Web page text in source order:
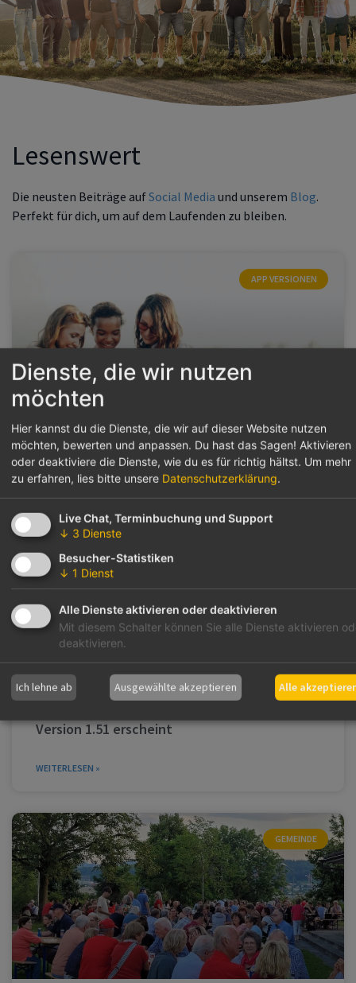
Lesenswert
Die neusten Beiträge aufSocial Media und unserem Blog.
Perfekt für dich, um auf dem Laufenden zu bleiben.
APP VERSIONEN
Version 1.52 erscheint
WEITERLESEN »
Version 1.51 erscheint
WEITERLESEN »
GEMEINDE
Dienste, die wir nutzen
möchten
Hier kannst du die Dienste, die wir auf dieser Website nutzen
möchten, bewerten und anpassen. Du hast das Sagen! Aktivieren
oder deaktiviere die Dienste, wie du es für richtig hältst. Um mehr
zu erfahren, lies bitte unsere Datenschutzerklärung.
Live Chat, Terminbuchung und Support
↓ 3 Dienste
Besucher-Statistiken
↓ 1 Dienst
Alle Dienste aktivieren oder deaktivieren
Mit diesem Schalter können Sie alle Dienste aktivieren
deaktivieren.
Ich lehne ab Ausgewählte akzeptieren Alle